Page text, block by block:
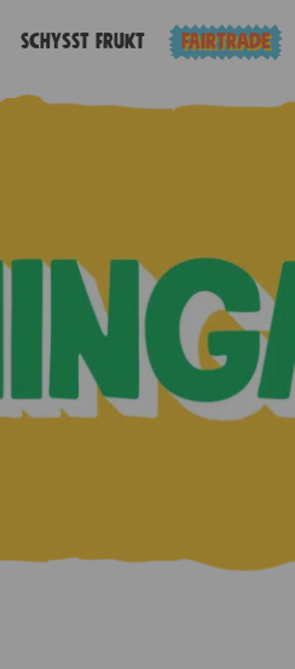
Schysst frukt Fairtrade